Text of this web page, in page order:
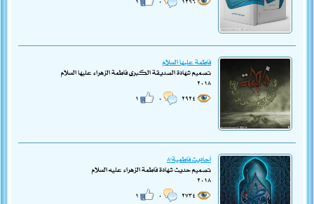
فاطمة عليها السلام
تصميم شهادة الصديقة الكبرى فاطمة الزهراء عليها السلام
٢٠١٨
أحاديث فاطمية-٨
تصميم حديث شهادة فاطمة الزهراء عليه السلام
٢٠١٨